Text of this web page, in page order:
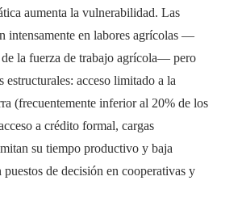
aumenta la vulnerabilidad. Las
intensamente en labores agrícolas —
de la fuerza de trabajo agrícola— pero
estructurales: acceso limitado a la
(frecuentemente inferior al 20% de los
a crédito formal, cargas
su tiempo productivo y baja
puestos de decisión en cooperativas y